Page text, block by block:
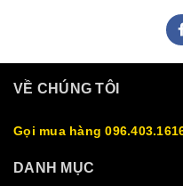
VỀ CHÚNG TÔI
Gọi mua hàng
DANH MỤC